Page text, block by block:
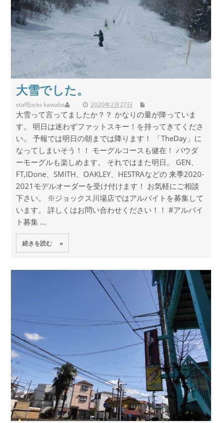
大雪でした。
staff 2020年2月27日
Jocks kawaba
大雪って言ってましたか？？ かなりの量が降っていま
す。 明日は迷わずファットスキー！を持ってきてくださ
い。 予報では明日の朝までは降ります！ 「TheDay」に
なってしまいそう！！ モーグルコースも健在！ パウダ
ーモーグルも楽しめます。 それではまた明日。 GEN、
FT,IDone、SMITH、OAKLEY、HESTRAなどの 来季2020-
2021モデルオーダーを受け付けます！ お気軽にご相談
下さい。 ※ジョックス川場店ではアルバイトを募集して
います。 詳しくはお問い合わせください！！ #アルバイ
ト募集 ...
続きを読む »